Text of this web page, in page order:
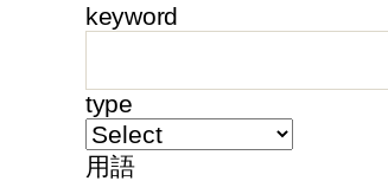
keyword
type
用語